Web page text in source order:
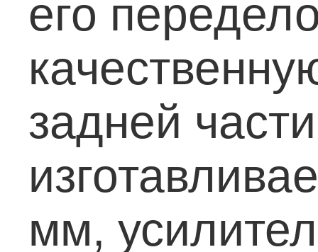
его
задней
мм,